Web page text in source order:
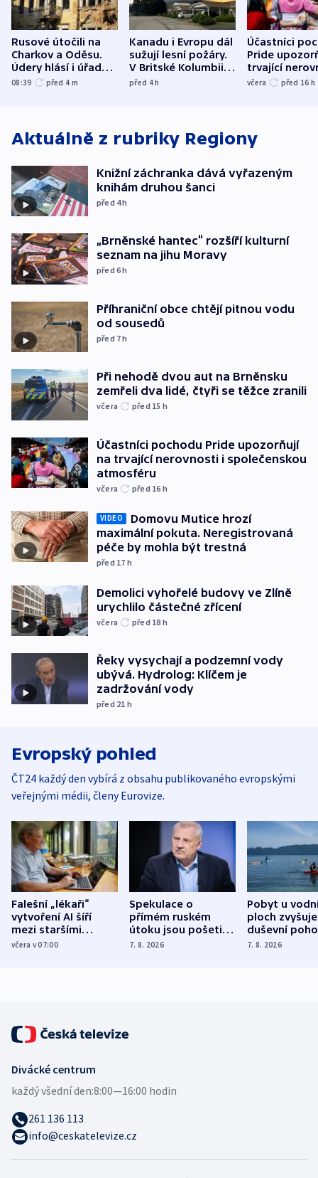
Rusové útočili na
Charkov a Oděsu.
Údery hlásí i úřady v
Bělgorodu
08:39 před 4 m
Kanadu i Evropu dál
sužují lesní požáry.
V Britské Kolumbii
evakuovali tisíce lidí
před 4h
Účastníci
Pride
trvající
včera před 16 h
Aktuálně z rubriky Regiony
Knižní záchranka dává vyřazeným
knihám druhou šanci
před 4h
„Brněnské hantec“ rozšíří kulturní
seznam na jihu Moravy
před 6h
Příhraniční obce chtějí pitnou vodu
od sousedů
před 7h
Při nehodě dvou aut na Brněnsku
zemřeli dva lidé, čtyři se těžce zranili
včera před 15 h
Účastníci pochodu Pride upozorňují
na trvající nerovnosti i společenskou
atmosféru
včera před 16 h
VIDEO
Domovu Mutice hrozí
maximální pokuta. Neregistrovaná
péče by mohla být trestná
před 17 h
Demolici vyhořelé budovy ve Zlíně
urychlilo částečné zřícení
včera před 18 h
Řeky vysychají a podzemní vody
ubývá. Hydrolog: Klíčem je
zadržování vody
před 21 h
Evropský pohled
ČT24 každý den vybírá z obsahu publikovaného evropskými
veřejnými médii, členy Eurovize.
Falešní „lékaři“
vytvoření AI šíří
mezi staršími
Poláky nebezpečné
včera v 07:00
Spekulace o
přímém ruském
útoku jsou pošetilé,
míní estonský
7. 8. 2026
Pobyt u
ploch zvyšuje
duševní
ukázala
7. 8. 2026
Divácké centrum
každý všední den:8:00—16:00 hodin
261 136 113
info@ceskatelevize.cz